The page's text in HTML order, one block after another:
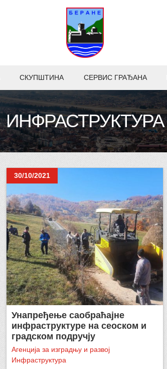
СКУПШТИНА СЕРВИС ГРАЂАНА
ИНФРАСТРУКТУРА
30/10/2021
Унапређење саобраћајне
инфраструктуре на сеоском и
градском подручју
Агенција за изградњу и развој
Инфраструктура